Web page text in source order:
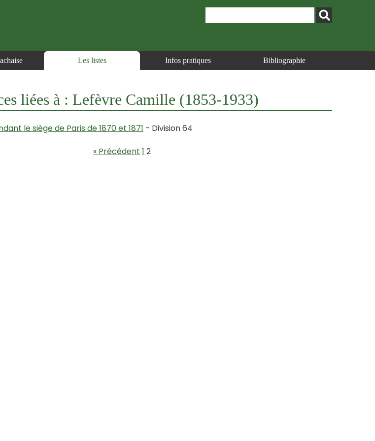
Les listes Infos pratiques Bibliographie
liées à : Lefèvre Camille (1853-1933)
le siège de Paris de 1870 et 1871 - Division 64
« Précédent 1 2